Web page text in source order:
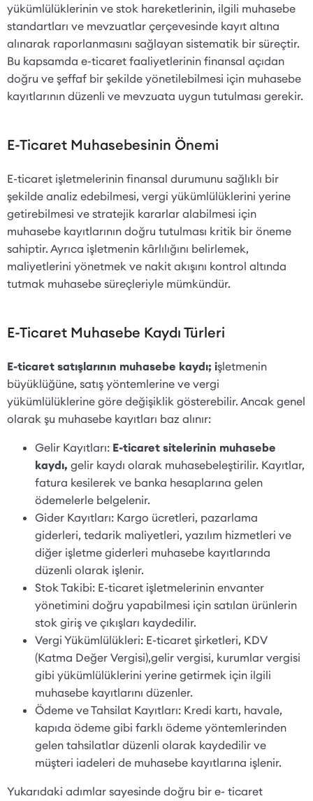
yükümlülüklerinin ve stok hareketlerinin, ilgili muhasebe
standartları ve mevzuatlar çerçevesinde kayıt altına
alınarak raporlanmasını sağlayan sistematik bir süreçtir.
Bu kapsamda e-ticaret faaliyetlerinin finansal açıdan
doğru ve şeffaf bir şekilde yönetilebilmesi için muhasebe
kayıtlarının düzenli ve mevzuata uygun tutulması gerekir.
E-Ticaret Muhasebesinin Önemi
E-ticaret işletmelerinin finansal durumunu sağlıklı bir
şekilde analiz edebilmesi, vergi yükümlülüklerini yerine
getirebilmesi ve stratejik kararlar alabilmesi için
muhasebe kayıtlarının doğru tutulması kritik bir öneme
sahiptir. Ayrıca işletmenin kârlılığını belirlemek,
maliyetlerini yönetmek ve nakit akışını kontrol altında
tutmak muhasebe süreçleriyle mümkündür.
E-Ticaret Muhasebe Kaydı Türleri
E-ticaret satışlarının muhasebe kaydı; işletmenin
büyüklüğüne, satış yöntemlerine ve vergi
yükümlülüklerine göre değişiklik gösterebilir. Ancak genel
olarak şu muhasebe kayıtları baz alınır:
Gelir Kayıtları: E-ticaret sitelerinin muhasebe
kaydı, gelir kaydı olarak muhasebeleştirilir. Kayıtlar,
fatura kesilerek ve banka hesaplarına gelen
ödemelerle belgelenir.
Gider Kayıtları: Kargo ücretleri, pazarlama
giderleri, tedarik maliyetleri, yazılım hizmetleri ve
diğer işletme giderleri muhasebe kayıtlarında
düzenli olarak işlenir.
Stok Takibi: E-ticaret işletmelerinin envanter
yönetimini doğru yapabilmesi için satılan ürünlerin
stok giriş ve çıkışları kaydedilir.
Vergi Yükümlülükleri: E-ticaret şirketleri, KDV
(Katma Değer Vergisi),gelir vergisi, kurumlar vergisi
gibi yükümlülüklerini yerine getirmek için ilgili
muhasebe kayıtlarını düzenler.
Ödeme ve Tahsilat Kayıtları: Kredi kartı, havale,
kapıda ödeme gibi farklı ödeme yöntemlerinden
gelen tahsilatlar düzenli olarak kaydedilir ve
müşteri iadeleri de muhasebe kayıtlarına işlenir.
Yukarıdaki adımlar sayesinde doğru bir e- ticaret